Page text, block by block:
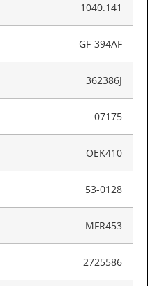
1040.141
GF-394AF
362386J
07175
OEK410
53-0128
MFR453
2725586